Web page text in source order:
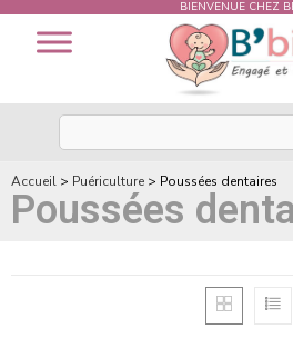
BIENVENUE CHEZ
Accueil > Puériculture > Poussées dentaires
Poussées